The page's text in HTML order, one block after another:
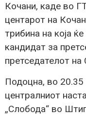
Кочани, каде во
центарот на
трибина на која
кандидат за
претседателот
Подоцна, во
централниот
„Слобода“ во